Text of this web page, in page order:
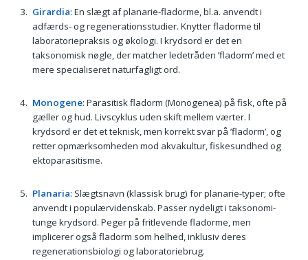
Girardia: En slægt af planarie-fladorme, bl.a. anvendt i
adfærds- og regenerationsstudier. Knytter fladorme til
laboratoriepraksis og økologi. I krydsord er det en
taksonomisk nøgle, der matcher ledetråden ’fladorm’ med et
mere specialiseret naturfagligt ord.
Monogene: Parasitisk fladorm (Monogenea) på fisk, ofte på
gæller og hud. Livscyklus uden skift mellem værter. I
krydsord er det et teknisk, men korrekt svar på ’fladorm’, og
retter opmærksomheden mod akvakultur, fiskesundhed og
ektoparasitisme.
Planaria: Slægtsnavn (klassisk brug) for planarie-typer; ofte
anvendt i populærvidenskab. Passer nydeligt i taksonomi-
tunge krydsord. Peger på fritlevende fladorme, men
implicerer også fladorm som helhed, inklusiv deres
regenerationsbiologi og laboratoriebrug.